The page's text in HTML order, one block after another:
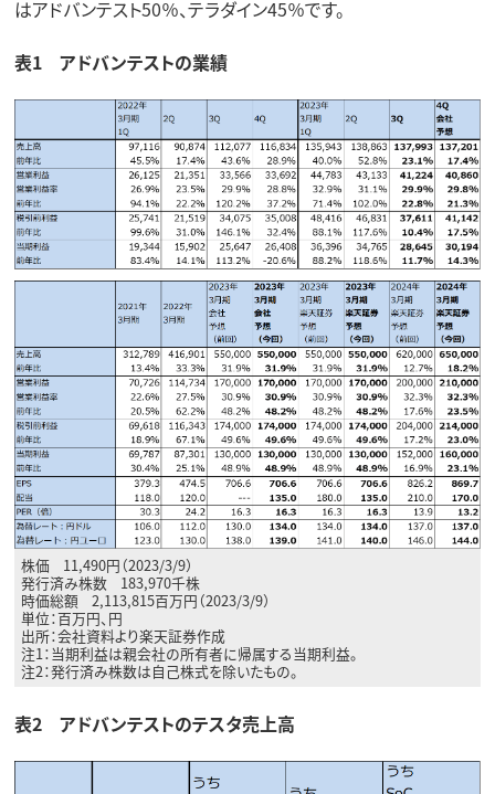
はアドバンテスト50％、テラダイン45％です。
表1 アドバンテストの業績
株価 11,490円（2023/3/9）
発行済み株数 183,970千株
時価総額 2,113,815百万円（2023/3/9）
単位：百万円、円
出所：会社資料より楽天証券作成
注1：当期利益は親会社の所有者に帰属する当期利益。
注2：発行済み株数は自己株式を除いたもの。
表2 アドバンテストのテスタ売上高